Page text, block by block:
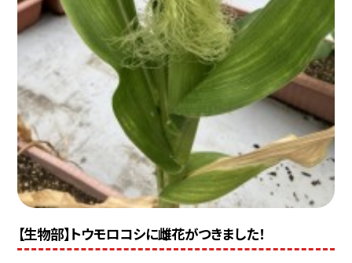
【生物部】トウモロコシに雌花がつきました！